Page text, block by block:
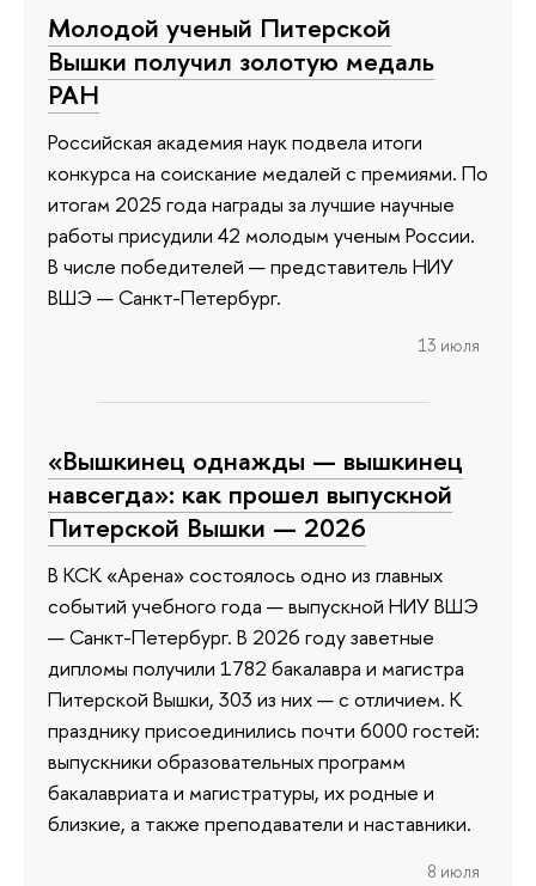
Молодой ученый Питерской
Вышки получил золотую медаль
РАН
Российская академия наук подвела итоги
конкурса на соискание медалей с премиями. По
итогам 2025 года награды за лучшие научные
работы присудили 42 молодым ученым России.
В числе победителей — представитель НИУ
ВШЭ — Санкт-Петербург.
13 июля
«Вышкинец однажды — вышкинец
навсегда»: как прошел выпускной
Питерской Вышки — 2026
В КСК «Арена» состоялось одно из главных
событий учебного года — выпускной НИУ ВШЭ
— Санкт-Петербург. В 2026 году заветные
дипломы получили 1782 бакалавра и магистра
Питерской Вышки, 303 из них — с отличием. К
празднику присоединились почти 6000 гостей:
выпускники образовательных программ
бакалавриата и магистратуры, их родные и
близкие, а также преподаватели и наставники.
8 июля